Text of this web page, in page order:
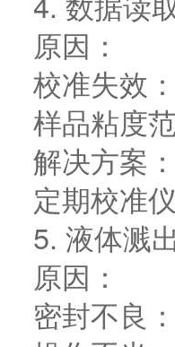
原因：
校准失效
样品粘度
解决方案
定期校准
5. 液体溅
原因：
密封不良